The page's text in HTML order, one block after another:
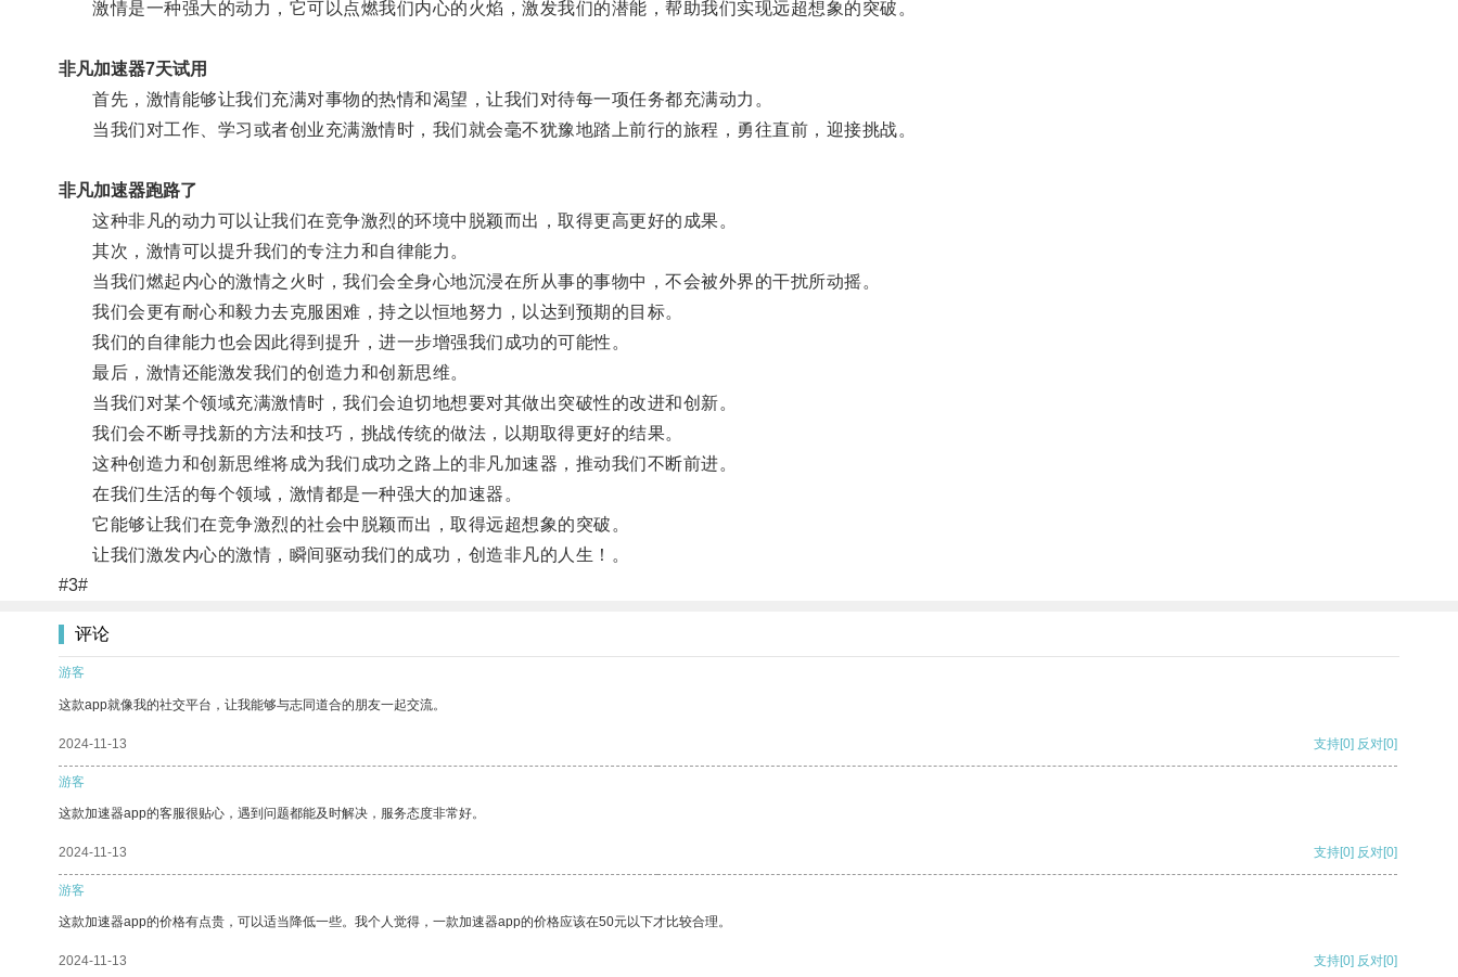
激情是一种强大的动力，它可以点燃我们内心的火焰，激发我们的潜能，帮助我们实现远超想象的突破。
非凡加速器7天试用
首先，激情能够让我们充满对事物的热情和渴望，让我们对待每一项任务都充满动力。
当我们对工作、学习或者创业充满激情时，我们就会毫不犹豫地踏上前行的旅程，勇往直前，迎接挑战。
非凡加速器跑路了
这种非凡的动力可以让我们在竞争激烈的环境中脱颖而出，取得更高更好的成果。
其次，激情可以提升我们的专注力和自律能力。
当我们燃起内心的激情之火时，我们会全身心地沉浸在所从事的事物中，不会被外界的干扰所动摇。
我们会更有耐心和毅力去克服困难，持之以恒地努力，以达到预期的目标。
我们的自律能力也会因此得到提升，进一步增强我们成功的可能性。
最后，激情还能激发我们的创造力和创新思维。
当我们对某个领域充满激情时，我们会迫切地想要对其做出突破性的改进和创新。
我们会不断寻找新的方法和技巧，挑战传统的做法，以期取得更好的结果。
这种创造力和创新思维将成为我们成功之路上的非凡加速器，推动我们不断前进。
在我们生活的每个领域，激情都是一种强大的加速器。
它能够让我们在竞争激烈的社会中脱颖而出，取得远超想象的突破。
让我们激发内心的激情，瞬间驱动我们的成功，创造非凡的人生！。
#3#
评论
游客
这款app就像我的社交平台，让我能够与志同道合的朋友一起交流。
2024-11-13 支持[0] 反对[0]
游客
这款加速器app的客服很贴心，遇到问题都能及时解决，服务态度非常好。
2024-11-13 支持[0] 反对[0]
游客
这款加速器app的价格有点贵，可以适当降低一些。我个人觉得，一款加速器app的价格应该在50元以下才比较合理。
2024-11-13 支持[0] 反对[0]